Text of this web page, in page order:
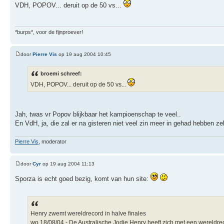
VDH, POPOV... deruit op de 50 vs...
*burps*, voor de fijnproever!
doorPierre Vis op 19 aug 2004 10:45
broemi schreef:
VDH, POPOV... deruit op de 50 vs...
Jah, twas vr Popov blijkbaar het kampioenschap te veel..
En VdH, ja, die zal er na gisteren niet veel zin meer in gehad hebben
Pierre Vis , moderator
doorCyr op 19 aug 2004 11:13
Sporza is echt goed bezig, komt van hun site:
Henry zwemt wereldrecord in halve finales
wo 18/08/04 - De Australische Jodie Henry heeft zich met een